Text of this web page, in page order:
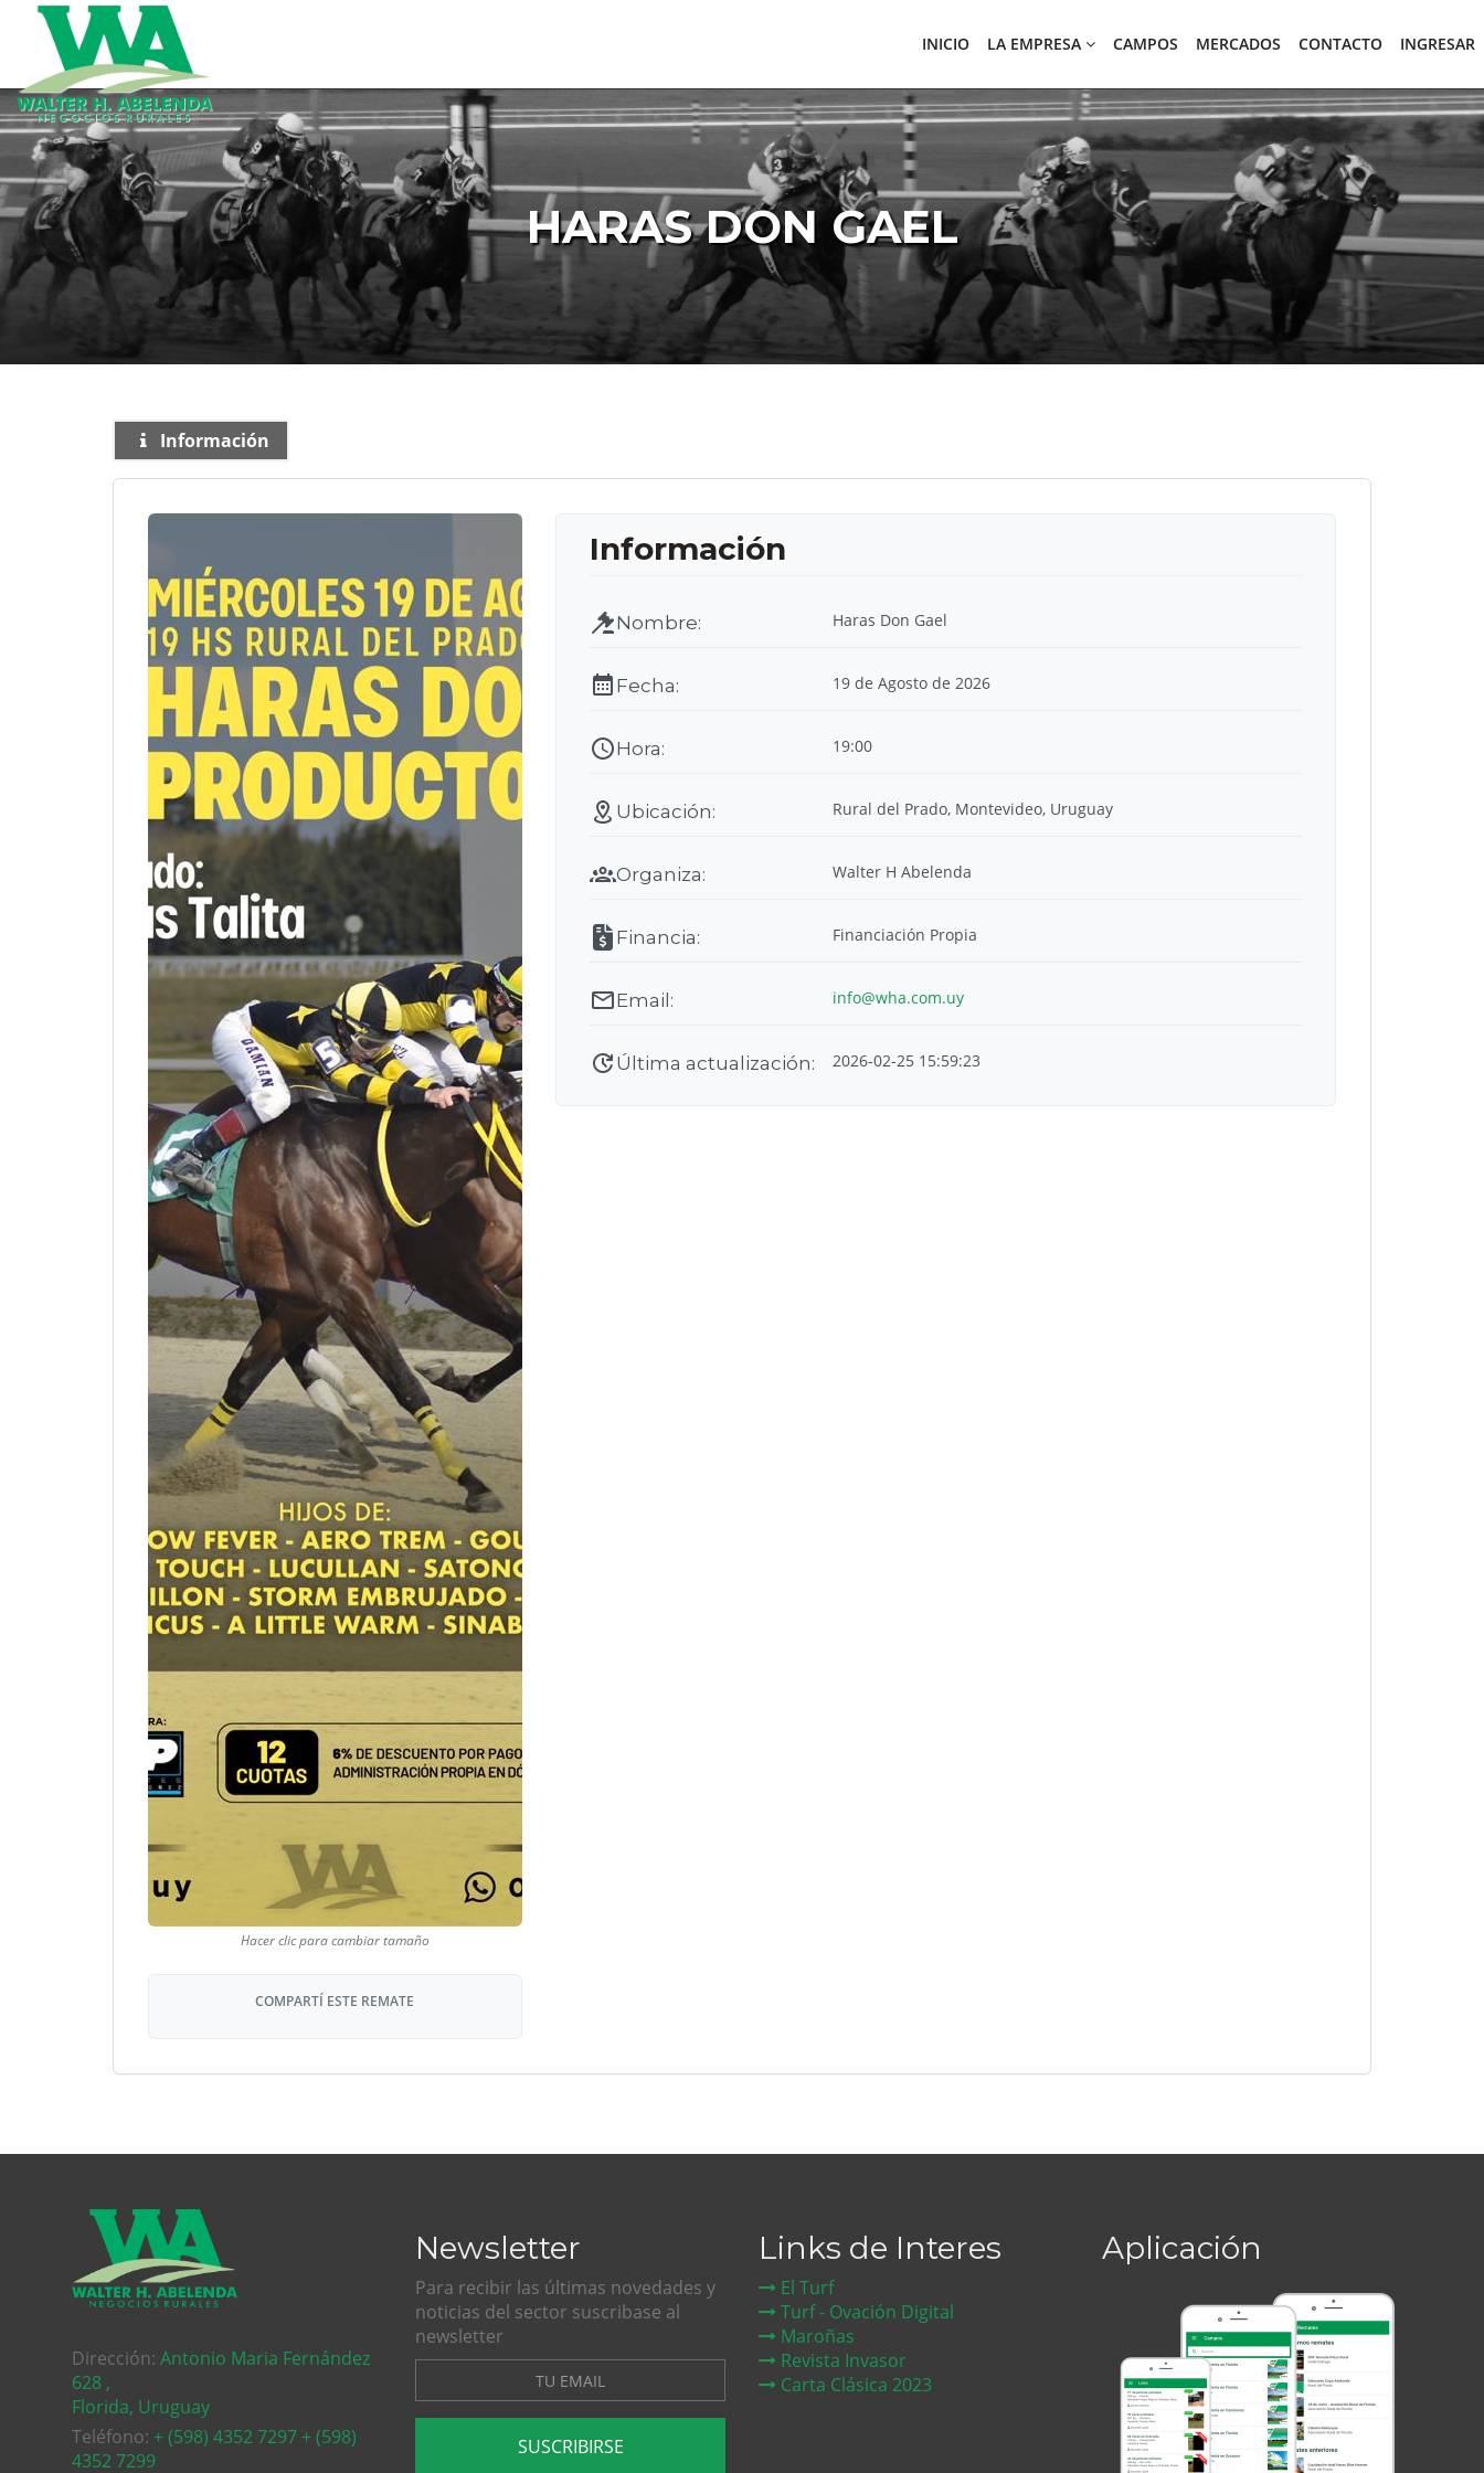
INICIO LA EMPRESA CAMPOS MERCADOS CONTACTO INGRESAR
HARAS DON GAEL
Información
COMPARTÍ ESTE REMATE
Haras Don Gael
19 de Agosto de 2026
19:00
Rural del Prado, Montevideo, Uruguay
Walter H Abelenda
Financiación Propia
info@wha.com.uy
2026-02-25 15:59:23
Dirección: Antonio Maria Fernández
628 ,
Florida, Uruguay
Teléfono: + (598) 4352 7297 + (598)
4352 7299
Newsletter
Para recibir las últimas novedades y
noticias del sector suscribase al
newsletter
SUSCRIBIRSE
Links de Interes
El Turf
Turf - Ovación Digital
Maroñas
Revista Invasor
Carta Clásica 2023
Aplicación